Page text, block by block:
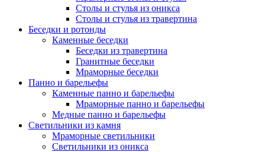
Столы и стулья из оникса
Столы и стулья из травертина
Беседки и ротонды
Каменные беседки
Беседки из травертина
Гранитные беседки
Мраморные беседки
Панно и барельефы
Каменные панно и барельефы
Мраморные панно и барельефы
Медные панно и барельефы
Светильники из камня
Мраморные светильники
Светильники из оникса